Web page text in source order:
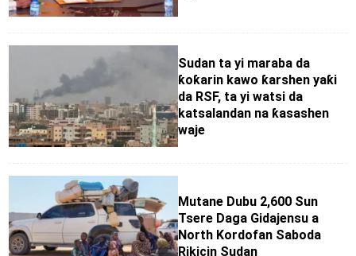
Sudan ta yi maraba da
ƙoƙarin kawo ƙarshen yaƙi
da RSF, ta yi watsi da
katsalandan na ƙasashen
waje
Mutane Dubu 2,600 Sun
Tsere Daga Gidajensu a
North Kordofan Saboda
Rikicin Sudan